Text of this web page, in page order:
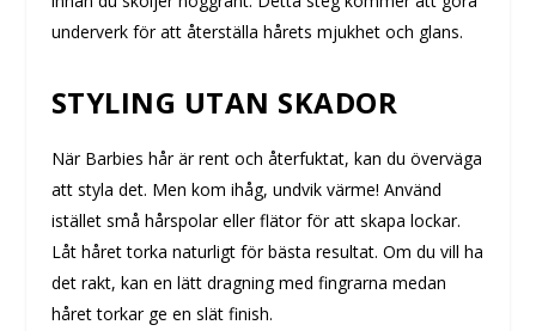
underverk för att återställa hårets mjukhet och glans.
STYLING UTAN SKADOR
När Barbies hår är rent och återfuktat, kan du överväga
att styla det. Men kom ihåg, undvik värme! Använd
istället små hårspolar eller flätor för att skapa lockar.
Låt håret torka naturligt för bästa resultat. Om du vill ha
det rakt, kan en lätt dragning med fingrarna medan
håret torkar ge en slät finish.